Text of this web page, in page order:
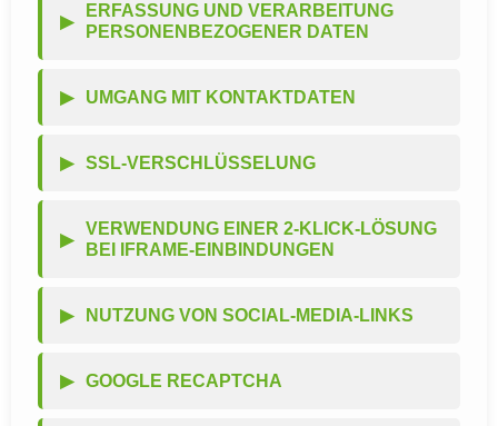
ERFASSUNG UND VERARBEITUNG
PERSONENBEZOGENER DATEN
UMGANG MIT KONTAKTDATEN
SSL-VERSCHLÜSSELUNG
VERWENDUNG EINER 2-KLICK-LÖSUNG
BEI IFRAME-EINBINDUNGEN
NUTZUNG VON SOCIAL-MEDIA-LINKS
GOOGLE RECAPTCHA